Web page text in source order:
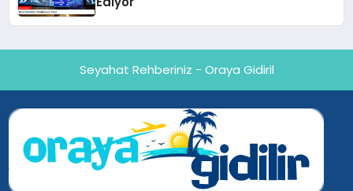
Seyahat Rehberiniz - Oraya Gidiril